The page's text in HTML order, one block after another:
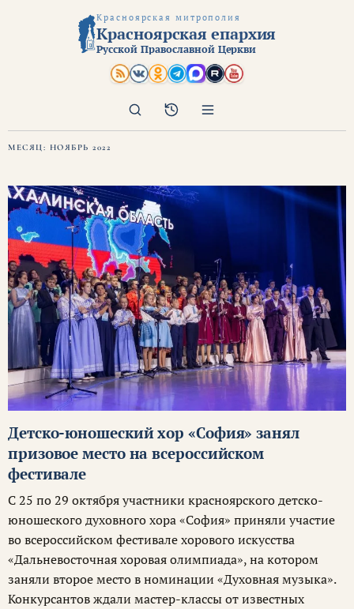
Красноярская митрополия
Красноярская епархия
Русской Православной Церкви
Архив
Поиск
МЕСЯЦ: НОЯБРЬ 2022
Детско-юношеский хор «София» занял
призовое место на всероссийском
фестивале
С 25 по 29 октября участники красноярского детско-
юношеского духовного хора «София» приняли участие
во всероссийском фестивале хорового искусства
«Дальневосточная хоровая олимпиада», на котором
заняли второе место в номинации «Духовная музыка».
Конкурсантов ждали мастер-классы от известных